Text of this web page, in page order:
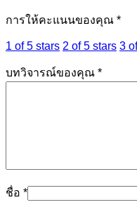
การให้คะแนนของคุณ *
1 of 5 stars 2 of 5 stars 3
บทวิจารณ์ของคุณ *
ชื่อ *